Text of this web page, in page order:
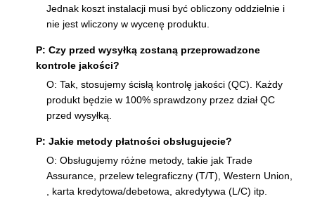
Jednak koszt instalacji musi być obliczony oddzielnie i
nie jest wliczony w wycenę produktu.
P: Czy przed wysyłką zostaną przeprowadzone
kontrole jakości?
O: Tak, stosujemy ścisłą kontrolę jakości (QC). Każdy
produkt będzie w 100% sprawdzony przez dział QC
przed wysyłką.
P: Jakie metody płatności obsługujecie?
O: Obsługujemy różne metody, takie jak Trade
Assurance, przelew telegraficzny (T/T), Western Union,
, karta kredytowa/debetowa, akredytywa (L/C) itp.